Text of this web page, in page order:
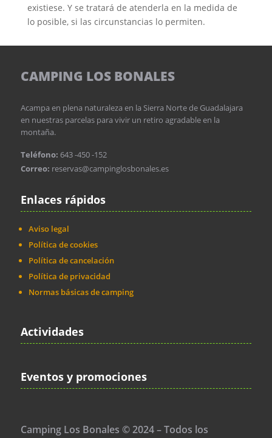
existiese. Y se tratará de atenderla en la medida de
lo posible, si las circunstancias lo permiten.
CAMPING LOS BONALES
Acampa en plena naturaleza en la Sierra Norte de Guadalajara
en nuestras parcelas para vivir un retiro agradable en la
montaña.
Teléfono: 643 -450 -152
Correo: reservas@campinglosbonales.es
Enlaces rápidos
Aviso legal
Política de cookies
Política de cancelación
Política de privacidad
Normas básicas de camping
Actividades
Eventos y promociones
Camping Los Bonales © 2024 – Todos los